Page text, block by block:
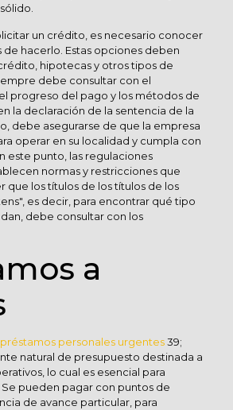
un crédito, es necesario conocer
de hacerlo. Estas opciones deben
hipotecas y otros tipos de
debe consultar con el
progreso del pago y los métodos de
la declaración de la sentencia de la
debe asegurarse de que la empresa
operar en su localidad y cumpla con
este punto, las regulaciones
normas y restricciones que
que los títulos de los títulos de los
es decir, para encontrar qué tipo
debe consultar con los
a
préstamos personales urgentes39;
natural de presupuesto destinada a
lo cual es esencial para
pueden pagar con puntos de
de avance particular, para